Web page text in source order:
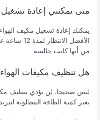
متى يمكنني إعادة
يمكنك إعادة تشغيل مكيف
الأفضل
من أنها كانت جالسة
هل تنظيف مكيفات
ليس صحيحا. لن يؤدي تنظيف
يغير كمية الطاقة المطلوبة